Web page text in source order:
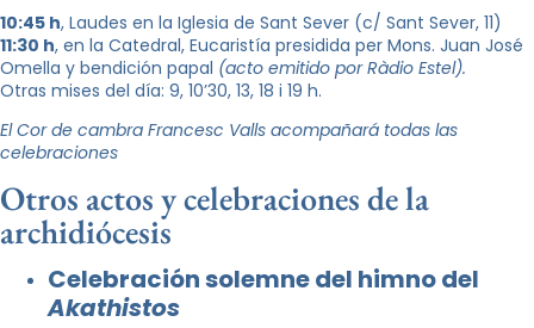
10:45 h, Laudes en la Iglesia de Sant Sever (c/ Sant Sever, 11)
11:30 h, en la Catedral, Eucaristía presidida per Mons. Juan José
Omella y bendición papal (acto emitido por Ràdio Estel).
Otras mises del día: 9, 10’30, 13, 18 i 19 h.
El Cor de cambra Francesc Valls acompañará todas las
celebraciones
Otros actos y celebraciones de la
archidiócesis
Celebración solemne del himno del
Akathistos